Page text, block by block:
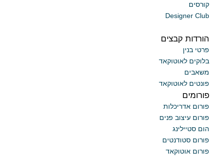
קורסים
Designer Club
הורדות קבצים
פרטי בנין
בלוקים לאוטוקאד
משאבים
פונטים לאוטוקאד
פורומים
פורום אדריכלות
פורום עיצוב פנים
הום סטיילינג
פורום סטודנטים
פורום אוטוקאד